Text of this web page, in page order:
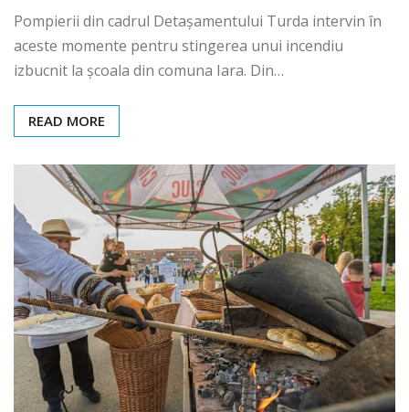
Pompierii din cadrul Detașamentului Turda intervin în
aceste momente pentru stingerea unui incendiu
izbucnit la școala din comuna Iara. Din…
READ MORE